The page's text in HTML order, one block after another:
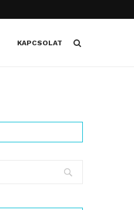
KAPCSOLAT